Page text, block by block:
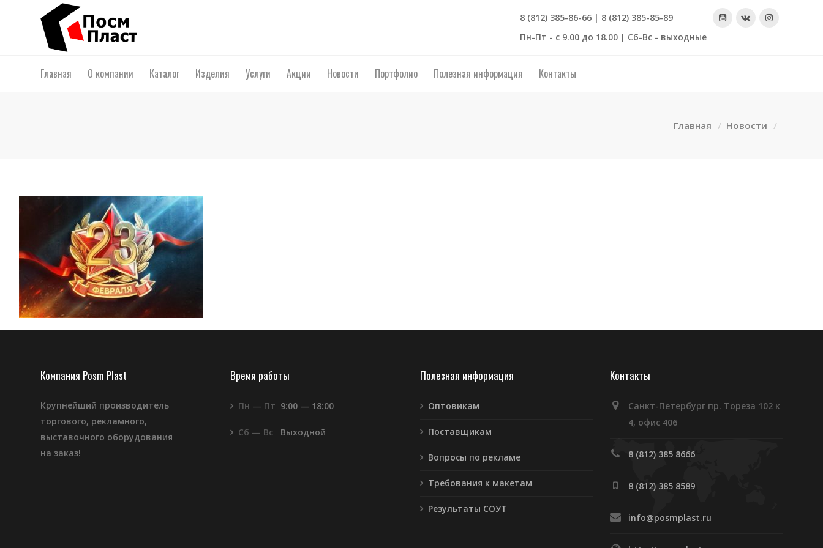
8 (812) 385-86-66 | 8 (812) 385-85-89
Пн-Пт - с 9.00 до 18.00 | Сб-Вс - выходные
Главная О компании Каталог Изделия Услуги Акции Новости Портфолио Полезная информация Контакты
Главная Новости
Компания Posm Plast
Крупнейший производитель
торгового, рекламного,
выставочного оборудования
на заказ!
Время работы
Пн — Пт 9:00 — 18:00
Сб — Вс Выходной
Полезная информация
Оптовикам
Поставщикам
Вопросы по рекламе
Требования к макетам
Результаты СОУТ
Контакты
Санкт-Петербург пр. Тореза 102 к
4, офис 406
8 (812) 385 8666
8 (812) 385 8589
info@posmplast.ru